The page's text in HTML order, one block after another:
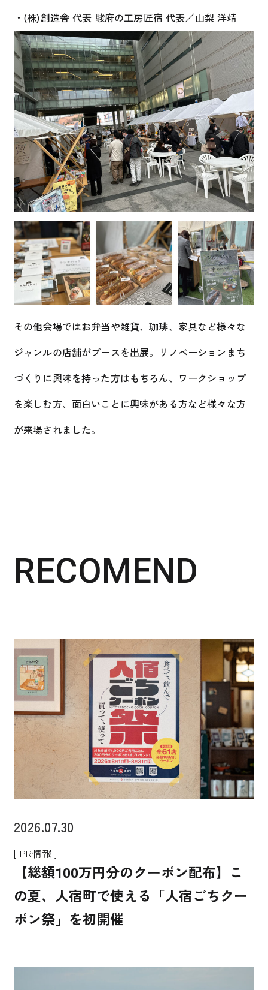
・(株)創造舎 代表 駿府の工房匠宿 代表／山梨 洋靖
その他会場ではお弁当や雑貨、珈琲、家具など様々な
ジャンルの店舗がブースを出展。リノベーションまち
づくりに興味を持った方はもちろん、ワークショップ
を楽しむ方、面白いことに興味がある方など様々な方
が来場されました。
RECOMEND
2026.07.30
[ PR情報 ]
【総額100万円分のクーポン配布】こ
の夏、人宿町で使える「人宿ごちクー
ポン祭」を初開催